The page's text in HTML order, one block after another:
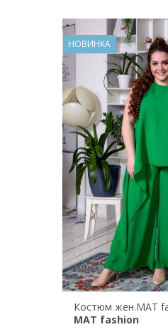
НОВИНКА
MAT fashion